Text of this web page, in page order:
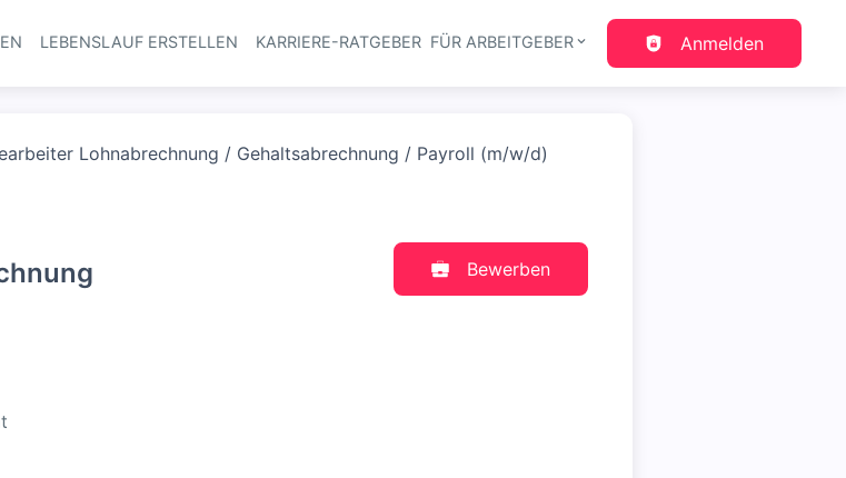
Haupt-Navigation
LEBENSLAUF ERSTELLEN KARRIERE-RATGEBER FÜR ARBEITGEBER Anmelden
Lohnabrechnung / Gehaltsabrechnung / Payroll (m/w/d)
Bewerben